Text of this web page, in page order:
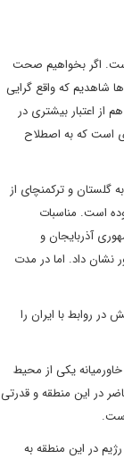
اگر بخواهیم صحت
شاهدیم که واقع گرایی
از اعتبار بیشتری در
است که به اصطلاح
و ترکمنچای از
است. مناسبات
آذربایجان و
نشان داد. اما در مدت
روابط با ایران را
یکی از محیط
در این منطقه و قدرتی
در این منطقه به